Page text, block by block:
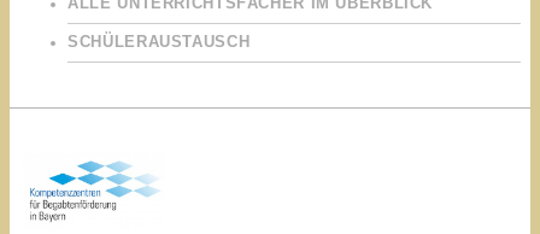
SCHÜLERAUSTAUSCH